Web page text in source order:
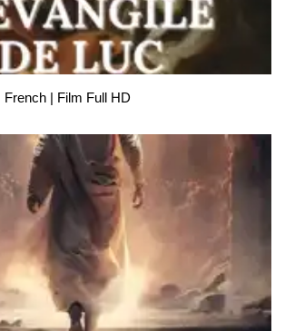
French | Film Full HD